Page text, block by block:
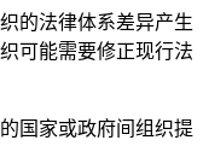
的法律体系差异产生
可能需要修正现行法
国家或政府间组织提